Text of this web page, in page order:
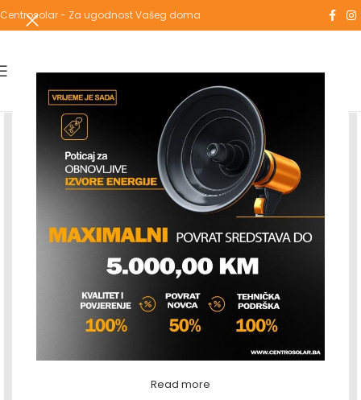
Read more
Centrosolar - Za ugodnost Vašeg doma